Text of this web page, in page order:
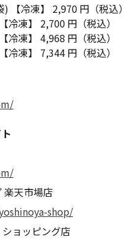
冷凍】 2,970 円（税込）
凍】 2,700 円（税込）
凍】 4,968 円（税込）
凍】 7,344 円（税込）
楽天市場店
shop/
ショッピング店